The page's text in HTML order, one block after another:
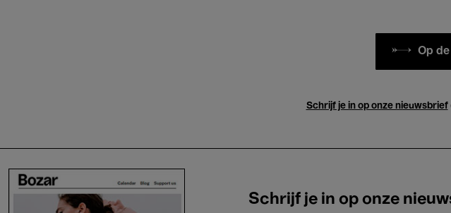
Op de
Schrijf je in op onze nieuwsbrief
Schrijf je in op onze